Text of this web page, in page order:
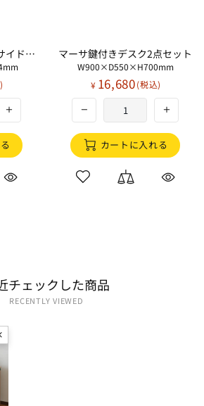
エクティー 国産役員用サイドデスク マーサ鍵付きデスク2点セット
W900×D550×H700mm
¥ 16,680
カートに入れる
チェックした​商品
RECENTLY VIEWED